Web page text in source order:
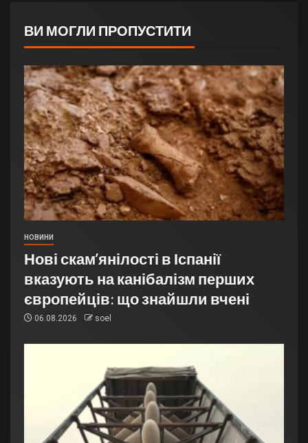
ВИ МОГЛИ ПРОПУСТИТИ
НОВИНИ
Нові скам’янілості в Іспанії
вказують на канібалізм перших
європейців: що знайшли вчені
06.08.2026 soel